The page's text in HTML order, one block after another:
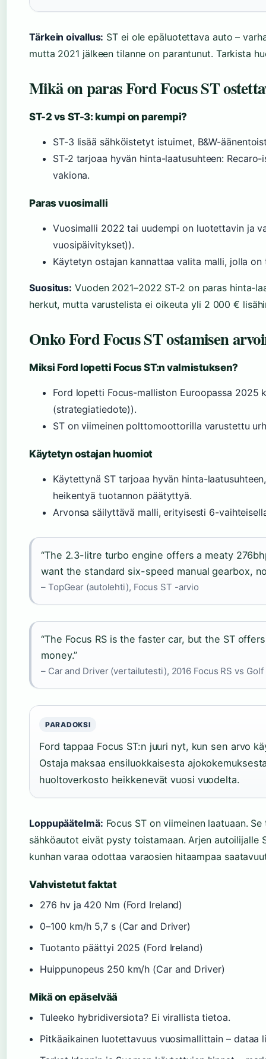
Tärkein oivallus: ST ei ole epäluotettava auto –
mutta 2021 jälkeen tilanne on parantunut. Tarkista
Mikä on paras Ford Focus ST
ST-2 vs ST-3: kumpi on parempi?
ST-3 lisää sähköistetyt istuimet, B&W-
ST-2 tarjoaa hyvän hinta-laatusuhteen:
vakiona.
Paras vuosimalli
Vuosimalli 2022 tai uudempi on luotettavin ja
vuosipäivitykset)).
Käytetyn ostajan kannattaa valita malli, jolla
Suositus: Vuoden 2021–2022 ST-2 on paras hinta-
herkut, mutta varustelista ei oikeuta yli 2 000 €
Onko Ford Focus ST ostamisen
Miksi Ford lopetti Focus ST:n valmistuksen?
Ford lopetti Focus-malliston Euroopassa 2025
(strategiatiedote)).
ST on viimeinen polttomoottorilla varustettu
Käytetyn ostajan huomiot
Käytettynä ST tarjoaa hyvän hinta-
heikentyä tuotannon päätyttyä.
Arvonsa säilyttävä malli, erityisesti 6-
“The 2.3-litre turbo engine offers a meaty
want the standard six-speed manual gearbox,
– TopGear (autolehti), Focus ST -arvio
“The Focus RS is the faster car, but the ST
money.”
– Car and Driver (vertailutesti), 2016 Focus RS vs
PARADOKSI
Ford tappaa Focus ST:n juuri nyt, kun sen arvo
Ostaja maksaa ensiluokkaisesta
huoltoverkosto heikkenevät vuosi vuodelta.
Loppupäätelmä: Focus ST on viimeinen laatuaan.
sähköautot eivät pysty toistamaan. Arjen autoilijalle
kunhan varaa odottaa varaosien hitaampaa
Vahvistetut faktat
276 hv ja 420 Nm (Ford Ireland)
0–100 km/h 5,7 s (Car and Driver)
Tuotanto päättyi 2025 (Ford Ireland)
Huippunopeus 250 km/h (Car and Driver)
Mikä on epäselvää
Tuleeko hybridiversiota? Ei virallista tietoa.
Pitkäaikainen luotettavuus vuosimallittain – dataa